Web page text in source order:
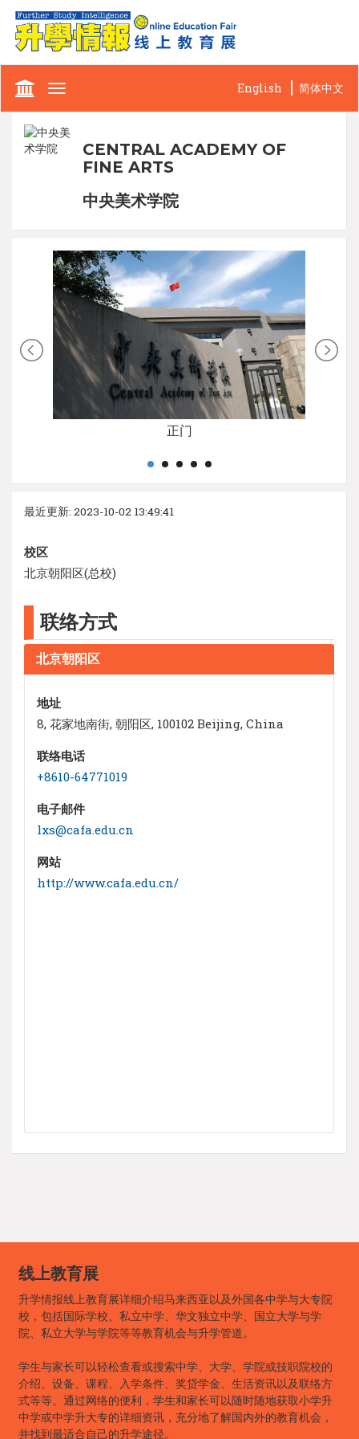
Toggle
English 简体中文
CENTRAL ACADEMY OF
FINE ARTS
中央美术学院
正门
最近更新: 2023-10-02 13:49:41
校区
北京朝阳区(总校)
联络方式
北京朝阳区
地址
8, 花家地南街, 朝阳区, 100102 Beijing, China
联络电话
+8610-64771019
电子邮件
lxs@cafa.edu.cn
网站
http://www.cafa.edu.cn/
线上教育展
升学情报线上教育展详细介绍马来西亚以及外国各中学与大专院
校，包括国际学校、私立中学、华文独立中学、国立大学与学
院、私立大学与学院等等教育机会与升学管道。
学生与家长可以轻松查看或搜索中学、大学、学院或技职院校的
介绍、设备、课程、入学条件、奖贷学金、生活资讯以及联络方
式等等。通过网络的便利，学生和家长可以随时随地获取小学升
中学或中学升大专的详细资讯，充分地了解国内外的教育机会，
并找到最适合自己的升学途径。